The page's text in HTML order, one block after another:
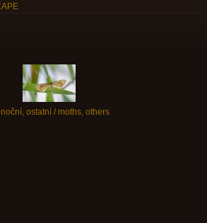
ostatní / moths, others